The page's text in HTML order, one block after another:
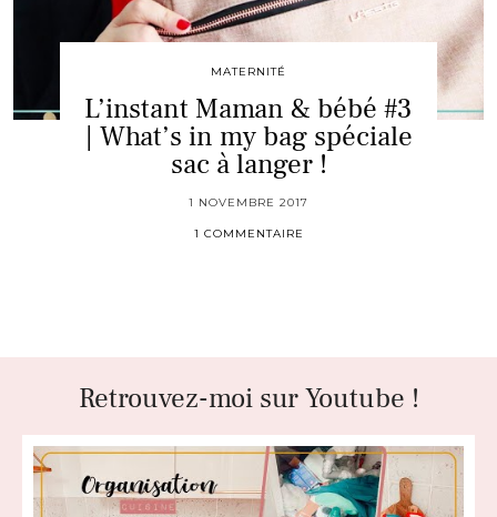
MATERNITÉ
L’instant Maman & bébé #3
| What’s in my bag spéciale
sac à langer !
1 NOVEMBRE 2017
1 COMMENTAIRE
Retrouvez-moi sur Youtube !